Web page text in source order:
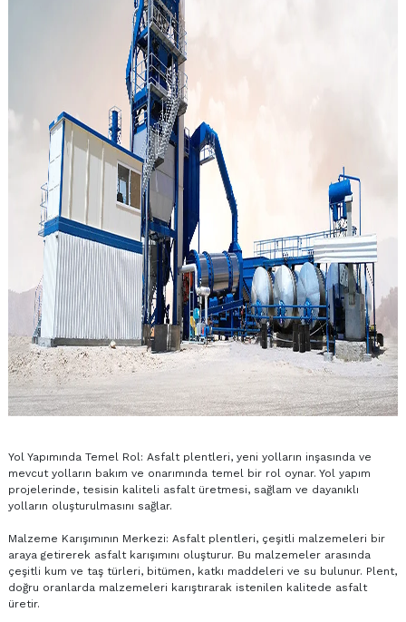
Yol Yapımında Temel Rol: Asfalt plentleri, yeni yolların inşasında ve
mevcut yolların bakım ve onarımında temel bir rol oynar. Yol yapım
projelerinde, tesisin kaliteli asfalt üretmesi, sağlam ve dayanıklı
yolların oluşturulmasını sağlar.
Malzeme Karışımının Merkezi: Asfalt plentleri, çeşitli malzemeleri bir
araya getirerek asfalt karışımını oluşturur. Bu malzemeler arasında
çeşitli kum ve taş türleri, bitümen, katkı maddeleri ve su bulunur. Plent,
doğru oranlarda malzemeleri karıştırarak istenilen kalitede asfalt
üretir.